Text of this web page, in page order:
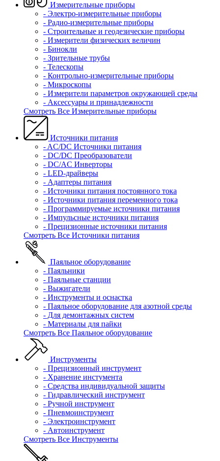
Измерительные приборы
- Электро-измерительные приборы
- Радио-измерительные приборы
- Строительные и геодезические приборы
- Измерители физических величин
- Бинокли
- Зрительные трубы
- Телескопы
- Контрольно-измерительные приборы
- Микроскопы
- Измерители параметров окружающей среды
- Аксессуары и принадлежности
Смотреть Все Измерительные приборы
Источники питания
- AC/DC Источники питания
- DC/DC Преобразователи
- DC/AC Инверторы
- LED-драйверы
- Адаптеры питания
- Источники питания постоянного тока
- Источники питания переменного тока
- Программируемые источники питания
- Импульсные источники питания
- Прецизионные источники питания
Смотреть Все Источники питания
Паяльное оборудование
- Паяльники
- Паяльные станции
- Выжигатели
- Инструменты и оснастка
- Паяльное оборудование для азотной среды
- Для демонтажных систем
- Материалы для пайки
Смотреть Все Паяльное оборудование
Инструменты
- Прецизионный инструмент
- Хранение инстумента
- Средства индивидуальной защиты
- Гидравлический инструмент
- Ручной инструмент
- Пневмоинструмент
- Электроинструмент
- Автоинструмент
Смотреть Все Инструменты